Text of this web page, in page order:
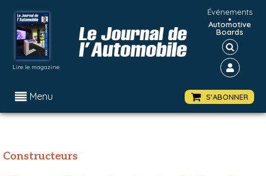
Lire le magazine
Événements
•
Automotive
Boards
Menu S'ABONNER
Constructeurs